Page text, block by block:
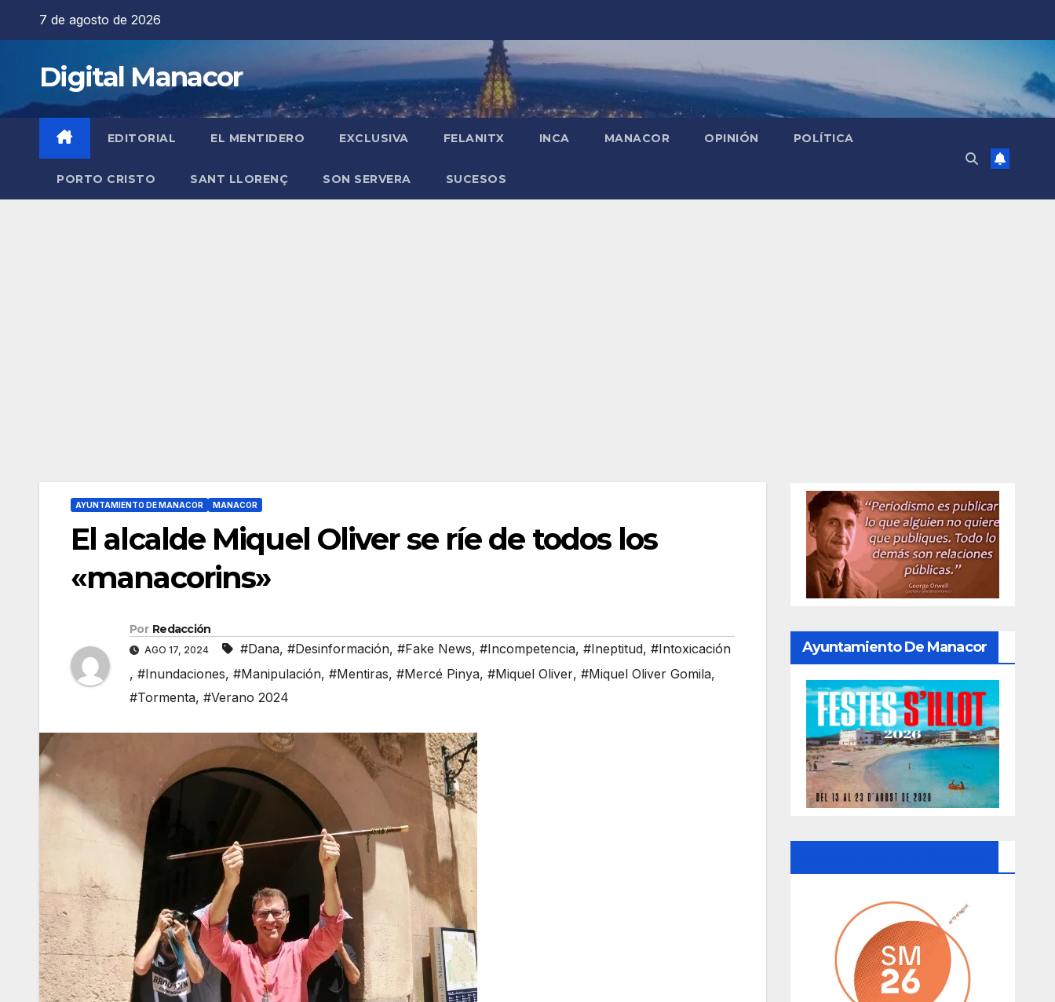
7 de agosto de 2026
Digital Manacor
EDITORIAL EL MENTIDERO EXCLUSIVA FELANITX INCA MANACOR OPINIÓN POLÍTICA
PORTO CRISTO SANT LLORENÇ SON SERVERA SUCESOS
AYUNTAMIENTO DE MANACOR MANACOR
El alcalde Miquel Oliver se ríe de todos los
«manacorins»
Por Redacción
AGO 17, 2024 #Dana, #Desinformación, #Fake News, #Incompetencia, #Ineptitud, #Intoxicación
, #Inundaciones, #Manipulación, #Mentiras, #Mercé Pinya, #Miquel Oliver, #Miquel Oliver Gomila,
#Tormenta, #Verano 2024
Ayuntamiento De Manacor